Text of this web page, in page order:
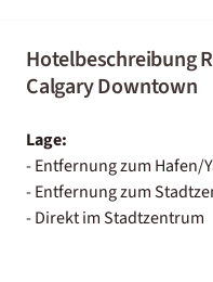
Hotelbeschreibung
Calgary Downtown
Lage:
- Entfernung zum Hafen/
- Entfernung zum
- Direkt im Stadtzentrum